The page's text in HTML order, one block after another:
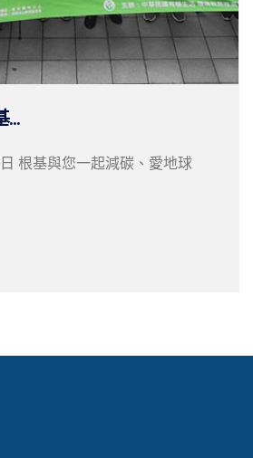
...
根基與您一起減碳、愛地球